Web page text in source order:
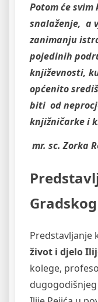
Potom će
snalaženje, a
zanimanju
pojedinih
književnosti,
općenito
biti od
knjižničarke i
mr. sc. Zorka
Predstavljanje
život i djelo
kolege,